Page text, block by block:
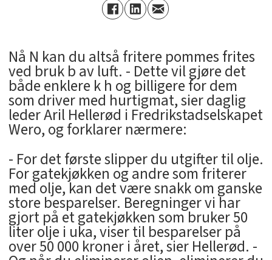
Nå N kan du altså fritere pommes frites
ved bruk b av luft. - Dette vil gjøre det
både enklere k h og billigere for dem
som driver med hurtigmat, sier daglig
leder Aril Hellerød i Fredrikstadselskapet
Wero, og forklarer nærmere:
- For det første slipper du utgifter til olje.
For gatekjøkken og andre som friterer
med olje, kan det være snakk om ganske
store besparelser. Beregninger vi har
gjort på et gatekjøkken som bruker 50
liter olje i uka, viser til besparelser på
over 50 000 kroner i året, sier Hellerød. -